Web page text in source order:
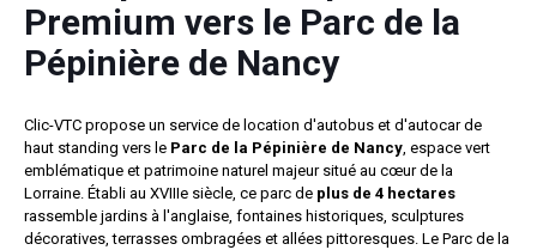
Premium vers le Parc de la
Pépinière de Nancy
Clic-VTC propose un service de location d'autobus et d'autocar de
haut standing vers le Parc de la Pépinière de Nancy , espace vert
emblématique et patrimoine naturel majeur situé au cœur de la
Lorraine. Établi au XVIIIe siècle, ce parc de plus de 4 hectares
rassemble jardins à l'anglaise, fontaines historiques, sculptures
décoratives, terrasses ombragées et allées pittoresques. Le Parc de la